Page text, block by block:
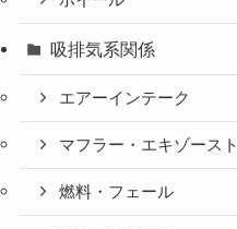
吸排気系関係
エアーインテーク
マフラー・エキゾースト
燃料・フェール